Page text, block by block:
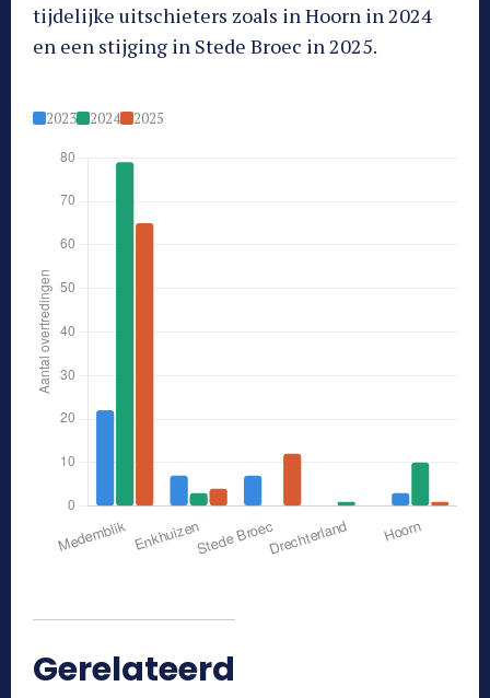
tijdelijke uitschieters zoals in Hoorn in 2024
en een stijging in Stede Broec in 2025.
2023 2024 2025
Gerelateerd